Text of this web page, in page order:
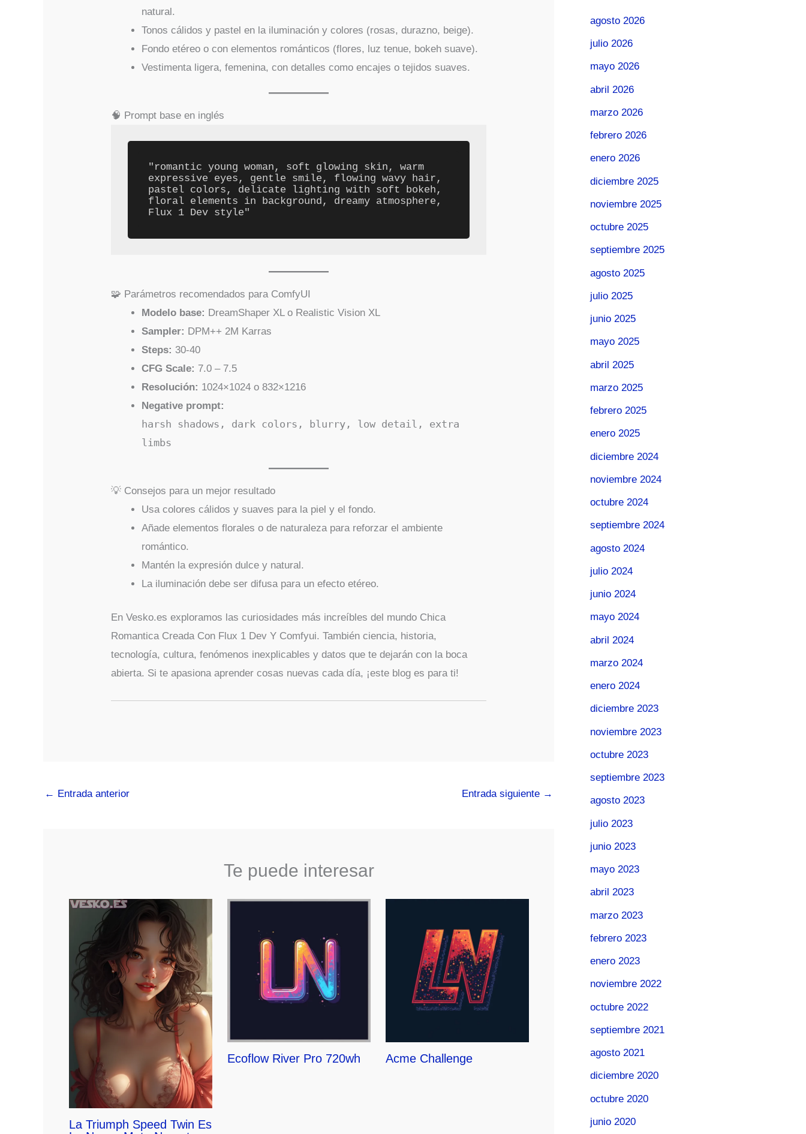
natural.
Tonos cálidos y pastel en la iluminación y colores (rosas, durazno, beige).
Fondo etéreo o con elementos románticos (flores, luz tenue, bokeh suave).
Vestimenta ligera, femenina, con detalles como encajes o tejidos suaves.
🧠 Prompt base en inglés
"romantic young woman, soft glowing skin, warm
expressive eyes, gentle smile, flowing wavy hair,
pastel colors, delicate lighting with soft bokeh,
floral elements in background, dreamy atmosphere,
🧩 Parámetros recomendados para ComfyUI
Modelo base: DreamShaper XL o Realistic Vision XL
Sampler: DPM++ 2M Karras
Steps: 30-40
CFG Scale: 7.0 – 7.5
Resolución: 1024×1024 o 832×1216
Negative prompt:
harsh shadows, dark colors, blurry, low detail, extra
limbs
💡 Consejos para un mejor resultado
Usa colores cálidos y suaves para la piel y el fondo.
Añade elementos florales o de naturaleza para reforzar el ambiente
romántico.
Mantén la expresión dulce y natural.
La iluminación debe ser difusa para un efecto etéreo.
En Vesko.es exploramos las curiosidades más increíbles del mundo Chica
Romantica Creada Con Flux 1 Dev Y Comfyui. También ciencia, historia,
tecnología, cultura, fenómenos inexplicables y datos que te dejarán con la boca
abierta. Si te apasiona aprender cosas nuevas cada día, ¡este blog es para ti!
← Entrada anterior Entrada siguiente →
Te puede interesar
La Triumph Speed Twin Es
Ecoflow River Pro 720wh Acme Challenge
agosto 2026
julio 2026
mayo 2026
abril 2026
marzo 2026
febrero 2026
enero 2026
diciembre 2025
noviembre 2025
octubre 2025
septiembre 2025
agosto 2025
julio 2025
junio 2025
mayo 2025
abril 2025
marzo 2025
febrero 2025
enero 2025
diciembre 2024
noviembre 2024
octubre 2024
septiembre 2024
agosto 2024
julio 2024
junio 2024
mayo 2024
abril 2024
marzo 2024
enero 2024
diciembre 2023
noviembre 2023
octubre 2023
septiembre 2023
agosto 2023
julio 2023
junio 2023
mayo 2023
abril 2023
marzo 2023
febrero 2023
enero 2023
noviembre 2022
octubre 2022
septiembre 2021
agosto 2021
diciembre 2020
octubre 2020
junio 2020